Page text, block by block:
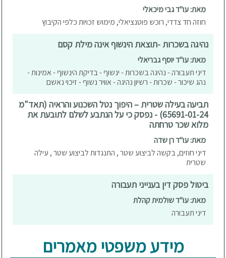
מאת: עו"ד גבי מיכאלי
חוזה חד צדדי, רוכש פוטנציאלי, מימוש זכויות כלפי הקיבוץ
נהיגה בשכרות -תוצאת הינשוף אינה מילת קסם
מאת: עו"ד יוסף גבריאלי
דיני תעבורה - נהיגה בשכרות - ינשוף - בדיקת הינשוף - אמינות -
נהג שיכור - שכרות - רשיון נהיגה - אוויר נשוף - זיכוי נאשם
תביעה בעילה שטרית – היפוך נטל השכנוע והראיה (תאד"מ
65691-01-24) - נפסק כי על הנתבע לשלם לתובעת את
מלוא שכר טרחתה
מאת: עו"ד רן שדה
דיני חוזים, בקשה לביצוע שטר , התנגדות לביצוע שטר , עילה
שטרית
ביטול פסק דין בענייני תעבורה
מאת: עו"ד שולמית קהלת
דיני תעבורה
מידע משפטי מאמרים